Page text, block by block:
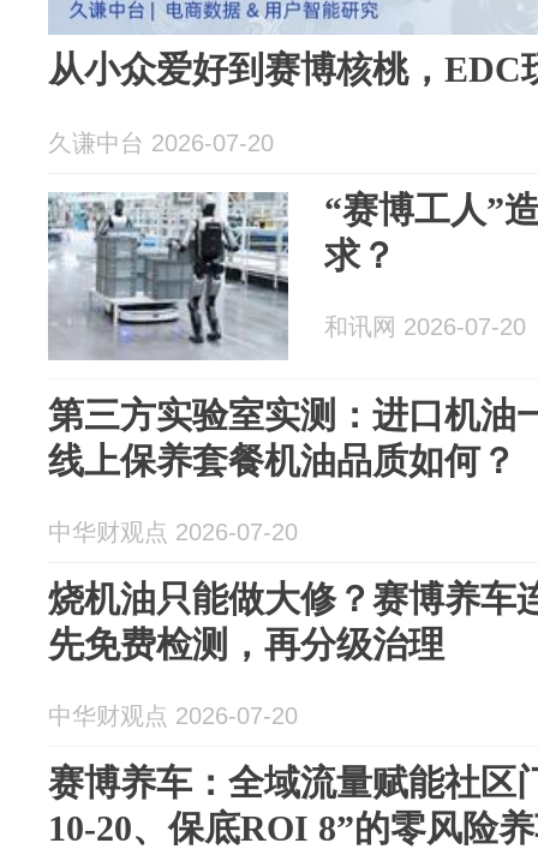
从小众爱好到赛博核桃，EDC
久谦中台 2026-07-20
“赛博工人”
求？
和讯网 2026-07-20
第三方实验室实测：进口机油
线上保养套餐机油品质如何？
中华财观点 2026-07-20
烧机油只能做大修？赛博养车
先免费检测，再分级治理
中华财观点 2026-07-20
赛博养车：全域流量赋能社区
10-20、保底ROI 8”的零风险